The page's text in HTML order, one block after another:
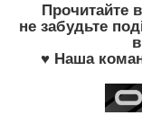
Прочитайте
не забудьте
♥ Наша